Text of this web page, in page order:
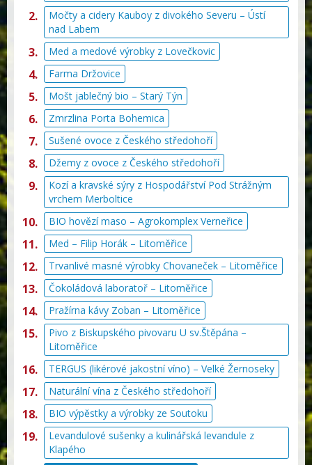
Močty a cidery Kauboy z divokého Severu – Ústí
nad Labem
Med a medové výrobky z Lovečkovic
Farma Držovice
Mošt jablečný bio – Starý Týn
Zmrzlina Porta Bohemica
Sušené ovoce z Českého středohoří
Džemy z ovoce z Českého středohoří
Kozí a kravské sýry z Hospodářství Pod Strážným
vrchem Merboltice
BIO hovězí maso – Agrokomplex Verneřice
Med – Filip Horák – Litoměřice
Trvanlivé masné výrobky Chovaneček – Litoměřice
Čokoládová laboratoř – Litoměřice
Pražírna kávy Zoban – Litoměřice
Pivo z Biskupského pivovaru U sv.Štěpána –
Litoměřice
TERGUS (likérové jakostní víno) – Velké Žernoseky
Naturální vína z Českého středohoří
BIO výpěstky a výrobky ze Soutoku
Levandulové sušenky a kulinářská levandule z
Klapého